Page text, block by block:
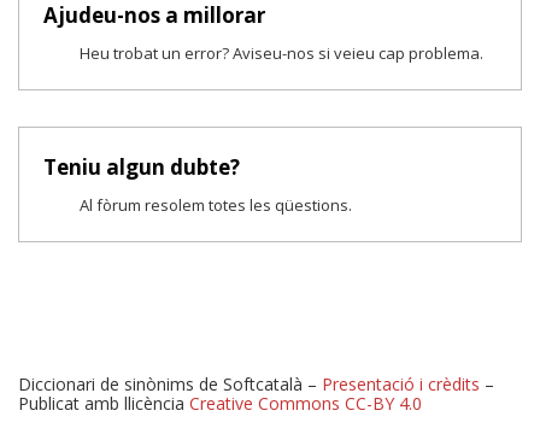
Ajudeu-nos a millorar
Heu trobat un error? Aviseu-nos si veieu cap problema.
Teniu algun dubte?
Al fòrum resolem totes les qüestions.
Diccionari de sinònims de Softcatalà – Presentació i crèdits –
Publicat amb llicència Creative Commons CC-BY 4.0